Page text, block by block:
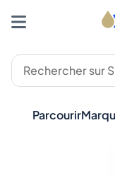
Parcourir